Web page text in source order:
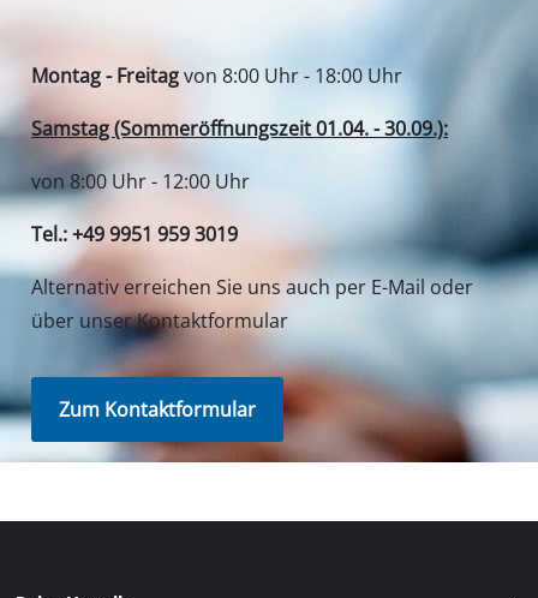
Montag - Freitagvon 8:00 Uhr - 18:00 Uhr
Samstag (Sommeröffnungszeit 01.04. - 30.09.):
von 8:00 Uhr - 12:00 Uhr
Tel.: +49 9951 959 3019
Alternativ erreichen Sie uns auch per E-Mail oder
über unser Kontaktformular
Zum Kontaktformular